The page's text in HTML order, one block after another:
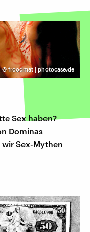
© froodmat | photocase.de
Sex haben?
Dominas
Sex-Mythen